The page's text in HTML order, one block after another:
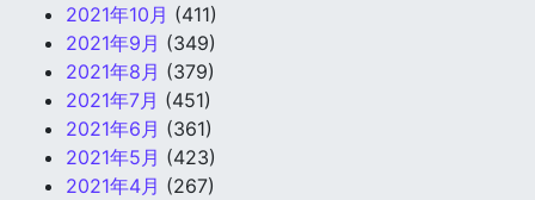
2021年10月 (411)
2021年9月 (349)
2021年8月 (379)
2021年7月 (451)
2021年6月 (361)
2021年5月 (423)
2021年4月 (267)